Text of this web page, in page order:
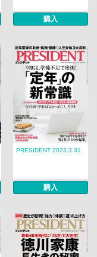
購入
PRESIDENT 2023.3.31
購入